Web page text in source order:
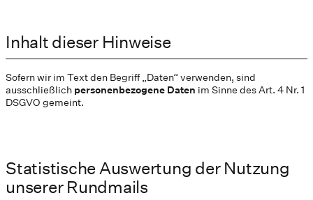
Inhalt dieser Hinweise
Sofern wir im Text den Begriff „Daten“ verwenden, sind
ausschließlich personenbezogene Daten im Sinne des Art. 4 Nr. 1
DSGVO gemeint.
Statistische Auswertung der Nutzung
unserer Rundmails